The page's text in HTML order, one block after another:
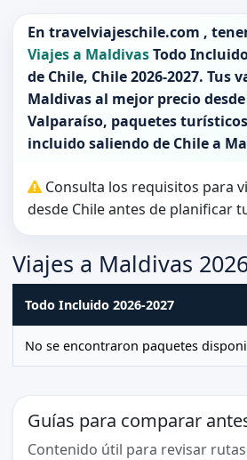
En travelviajeschile.com ,
Viajes a Maldivas Todo
de Chile, Chile 2026-2027. Tus
Maldivasal mejor precio
Valparaíso, paquetes
incluido saliendo de Chilea
Consulta los requisitos para
desde Chile antes de planificar
Viajes a Maldivas
Todo Incluido 2026-2027
No se encontraron paquetes
Guías para comparar
Contenido útil para revisar